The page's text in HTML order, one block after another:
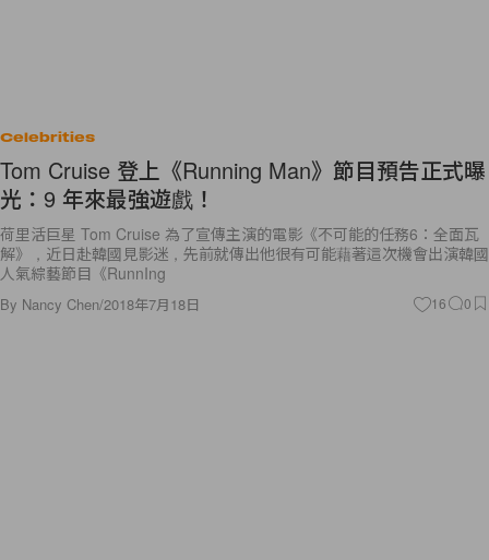
Celebrities
Tom Cruise 登上《Running Man》節目預告正式曝
光：9 年來最強遊戲！
荷里活巨星 Tom Cruise 為了宣傳主演的電影《不可能的任務6：全面瓦
解》，近日赴韓國見影迷，先前就傳出他很有可能藉著這次機會出演韓國
人氣綜藝節目《RunnIng
By Nancy Chen/2018年7月18日 16 0